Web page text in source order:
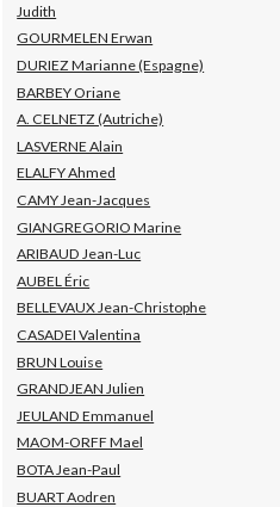
Judith
GOURMELEN Erwan
DURIEZ Marianne (Espagne)
BARBEY Oriane
A. CELNETZ (Autriche)
LASVERNE Alain
ELALFY Ahmed
CAMY Jean-Jacques
GIANGREGORIO Marine
ARIBAUD Jean-Luc
AUBEL Éric
BELLEVAUX Jean-Christophe
CASADEI Valentina
BRUN Louise
GRANDJEAN Julien
JEULAND Emmanuel
MAOM-ORFF Mael
BOTA Jean-Paul
BUART Aodren